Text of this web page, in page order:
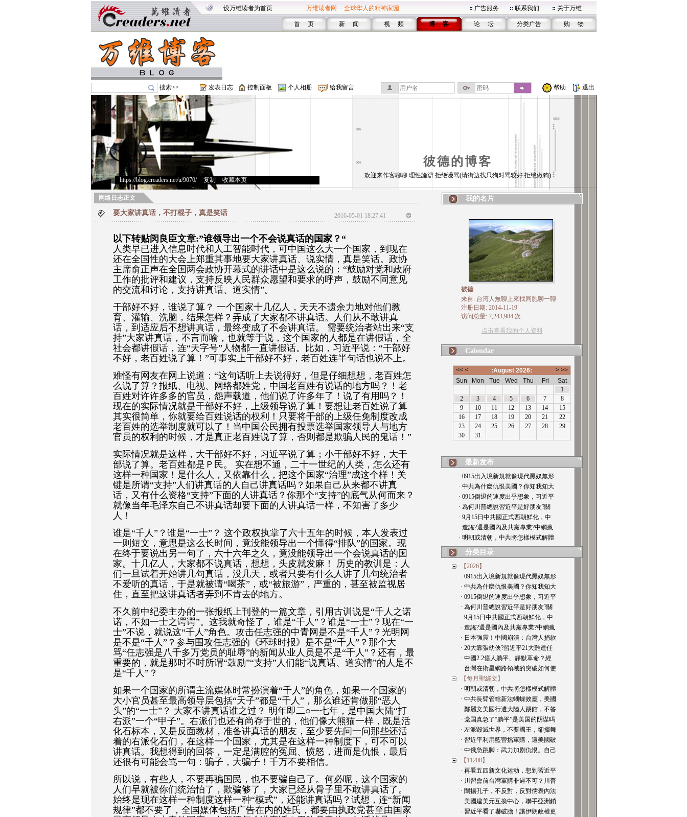
设万维读者为首页 万维读者网 -- 全球华人的精神家园 广告服务 联系我们 关于万维
首 页 新 闻 视 频 博 客 论 坛 分类广告 购 物
搜索>> 发表日志 控制面板 个人相册 给我留言 帮助 退出
彼德的博客
https://blog.creaders.net/u/9070/> 复制 收藏本页
欢迎来作客聊聊.理性論辯.拒绝谩骂(请街边找只狗对骂较好.拒绝做狗)
网络日志正文
要大家讲真话，不打棍子，真是笑话 2016-05-01 18:27:41
以下转贴闵良臣文章:”谁领导出一个不会说真话的国家？“
人类早已进入信息时代和人工智能时代，可中国这么大一个国家，到现在
还在全国性的大会上郑重其事地要大家讲真话、说实情，真是笑话。政协
主席俞正声在全国两会政协开幕式的讲话中是这么说的：“鼓励对党和政府
工作的批评和建议，支持反映人民群众愿望和要求的呼声，鼓励不同意见
的交流和讨论，支持讲真话、道实情”。
干部好不好，谁说了算？ 一个国家十几亿人，天天不遗余力地对他们教
育、灌输、洗脑，结果怎样？弄成了大家都不讲真话。人们从不敢讲真
话，到适应后不想讲真话，最终变成了不会讲真话。 需要统治者站出来“支
持”大家讲真话，不言而喻，也就等于说，这个国家的人都是在讲假话，全
社会都讲假话，连“天字号”人物都一直讲假话。比如，习近平说：“干部好
不好，老百姓说了算！”可事实上干部好不好，老百姓连半句话也说不上。
难怪有网友在网上说道：“这句话听上去说得好，但是仔细想想，老百姓怎
么说了算？报纸、电视、网络都姓党，中国老百姓有说话的地方吗？！老
百姓对许许多多的官员，怨声载道，他们说了许多年了！说了有用吗？！
现在的实际情况就是干部好不好，上级领导说了算！要想让老百姓说了算
其实很简单，你就要给百姓说话的权利！只要将干部的上级任免制度改成
老百姓的选举制度就可以了！当中国公民拥有投票选举国家领导人与地方
官员的权利的时候，才是真正老百姓说了算，否则都是欺骗人民的鬼话！”
实际情况就是这样，大干部好不好，习近平说了算；小干部好不好，大干
部说了算。老百姓都是Ｐ民。 实在想不通，二十一世纪的人类，怎么还有
这样一种国家！是什么人，又依靠什么，把这个国家“治理”成这个样！关
键是所谓“支持”人们讲真话的人自己讲真话吗？如果自己从来都不讲真
话，又有什么资格“支持”下面的人讲真话？你那个“支持”的底气从何而来？
就像当年毛泽东自己不讲真话却要下面的人讲真话一样，不知害了多少
人！
谁是“千人”？谁是“一士”？ 这个政权执掌了六十五年的时候，本人发表过
一则短文，意思是这么长时间，竟没能领导出一个懂得“排队”的国家。现
在终于要说出另一句了，六十六年之久，竟没能领导出一个会说真话的国
家。十几亿人，大家都不说真话，想想，头皮就发麻！ 历史的教训是：人
们一旦试着开始讲几句真话，没几天，或者只要有什么人讲了几句统治者
不爱听的真话，于是就被请“喝茶”，或“被旅游”，严重的，甚至被监视居
住，直至把这讲真话者弄到不肯去的地方。
不久前中纪委主办的一张报纸上刊登的一篇文章，引用古训说是“千人之诺
诺，不如一士之谔谔”。这我就奇怪了，谁是“千人”？谁是“一士”？现在“一
士”不说，就说这“千人”角色。攻击任志强的中青网是不是“千人”？光明网
是不是“千人”？参与围攻任志强的《环球时报》是不是“千人”？那个大
骂“任志强是八千多万党员的耻辱”的新闻从业人员是不是“千人”？还有，最
重要的，就是那时不时所谓“鼓励”“支持”人们能“说真话、道实情”的人是不
是“千人”？
如果一个国家的所谓主流媒体时常扮演着“千人”的角色，如果一个国家的
大小官员甚至最高领导层包括“天子”都是“千人”，那么谁还肯做那“恶人
头”的“一士”？ 大家不讲真话谁之过？ 明年即二○一七年，是中国大陆“打
右派”一个“甲子”。右派们也还有尚存于世的，他们像大熊猫一样，既是活
化石标本，又是反面教材，准备讲真话的朋友，至少要先问一问那些还活
着的右派化石们，在这样一个国家，尤其是在这样一种制度下，可不可以
讲真话。我想得到的回答，一定是满腔的冤屈、愤怒，进而是仇恨，最后
还很有可能会骂一句：骗子，大骗子！千万不要相信。
所以说，有些人，不要再骗国民，也不要骗自己了。何必呢，这个国家的
人们早就被你们统治怕了，欺骗够了，大家已经从骨子里不敢讲真话了。
始终是现在这样一种制度这样一种“模式”，还能讲真话吗？试想，连“新闻
规律”都不要了，全国媒体包括广告在内的姓氏，都要由执政党甚至由国家
我的名片
彼德
来自: 台湾人無聊上來找同胞聊一聊
注册日期: 2014-11-19
访问总量: 7,243,984 次
点击查看我的个人资料
Calendar
最新发布
· 0915出入境新規就像現代黑奴無形
· 中共為什麼仇恨美國？你知我知大
· 0915倒退的速度出乎想象，习近平
· 為何川普總說習近平是好朋友?關
· 9月15日中共國正式西朝鮮化，中
· 造謠?還是國內及共黨專業?中網瘋
· 明朝或清朝，中共將怎樣模式解體
分类目录
【2026】
· 0915出入境新規就像現代黑奴無形
· 中共為什麼仇恨美國？你知我知大
· 0915倒退的速度出乎想象，习近平
· 為何川普總說習近平是好朋友?關
· 9月15日中共國正式西朝鮮化，中
· 造謠?還是國內及共黨專業?中網瘋
· 日本強震！中國崩潰：台灣人捐款
· 20大靠張幼俠?習近平21大難連任
· 中國2.2億人躺平、靜默革命？經
· 台灣在衛星網路領域的突破如何使
【每月聖經文】
· 明朝或清朝，中共將怎樣模式解體
· 中共長臂管轄新法蝴蝶效應，美國
· 鄭麗文美國行遭大陸人踢館，不答
· 党国真急了“躺平”是美国的阴谋吗
· 左派毀滅世界，不要國王，卻揮舞
· 習近平利用藍營擋軍購，遭美國破
· 中俄急跳脚：武力加剧仇恨。自己
【11208】
· 再看五四新文化运动，想到習近平
· 川習會前台灣軍購非過不可？川普
· 闡揚孔子，不反對，反對儒表內法
· 美國建美元互換中心，聯手亞洲鎖
· 習近平看了嚇破膽！讓伊朗政權更